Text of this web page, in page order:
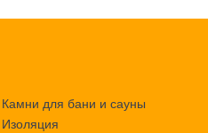
Камни для бани и сауны
Изоляция